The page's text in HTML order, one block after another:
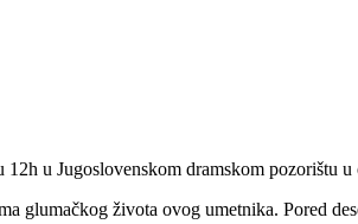
u Jugoslovenskom dramskom pozorištu
glumačkog života ovog umetnika. Pored